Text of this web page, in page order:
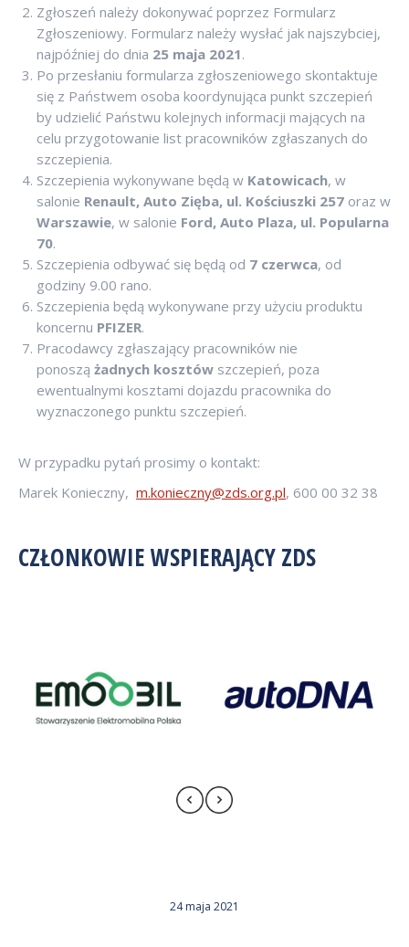
Zgłoszeń należy dokonywać poprzez Formularz
Zgłoszeniowy. Formularz należy wysłać jak najszybciej,
najpóźniej do dnia 25 maja 2021.
Po przesłaniu formularza zgłoszeniowego skontaktuje
się z Państwem osoba koordynująca punkt szczepień
by udzielić Państwu kolejnych informacji mających na
celu przygotowanie list pracowników zgłaszanych do
szczepienia.
Szczepienia wykonywane będą w Katowicach, w
salonie Renault, Auto Zięba, ul. Kościuszki 257 oraz w
Warszawie, w salonie Ford, Auto Plaza, ul. Popularna
70.
Szczepienia odbywać się będą od 7 czerwca, od
godziny 9.00 rano.
Szczepienia będą wykonywane przy użyciu produktu
koncernu PFIZER.
Pracodawcy zgłaszający pracowników nie
ponoszą żadnych kosztów szczepień, poza
ewentualnymi kosztami dojazdu pracownika do
wyznaczonego punktu szczepień.
W przypadku pytań prosimy o kontakt:
Marek Konieczny, m.konieczny@zds.org.pl, 600 00 32 38
CZŁONKOWIE WSPIERAJĄCY ZDS
24 maja 2021